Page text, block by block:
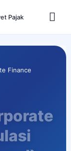
Pajak
Finance